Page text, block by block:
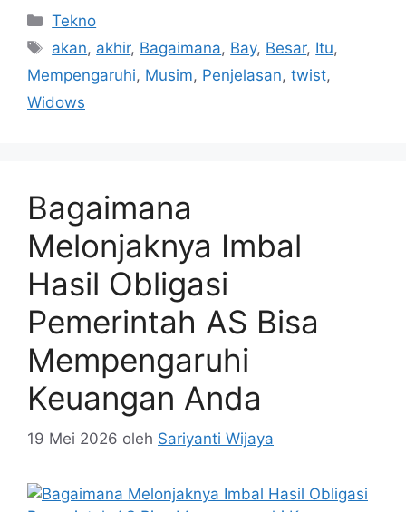
Kategori
Tekno
Tag
akan, akhir, Bagaimana, Bay, Besar, Itu,
Mempengaruhi, Musim, Penjelasan, twist,
Widows
Bagaimana
Melonjaknya Imbal
Hasil Obligasi
Pemerintah AS Bisa
Mempengaruhi
Keuangan Anda
19 Mei 2026 oleh Sariyanti Wijaya